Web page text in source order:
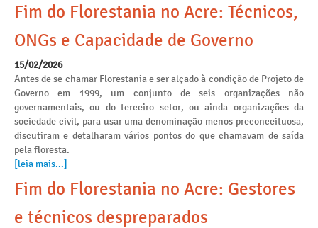
Fim do Florestania no Acre: Técnicos,
ONGs e Capacidade de Governo
15/02/2026
Antes de se chamar Florestania e ser alçado à condição de Projeto de
Governo em 1999, um conjunto de seis organizações não
governamentais, ou do terceiro setor, ou ainda organizações da
sociedade civil, para usar uma denominação menos preconceituosa,
discutiram e detalharam vários pontos do que chamavam de saída
pela floresta.
[leia mais...]
Fim do Florestania no Acre: Gestores
e técnicos despreparados